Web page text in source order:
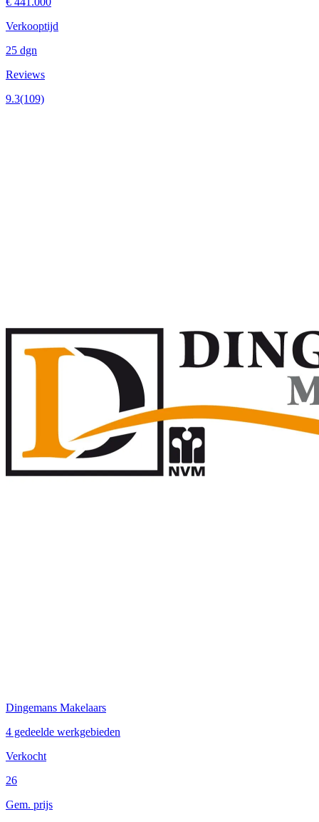
Verkooptijd
25 dgn
Reviews
9.3(109)
Dingemans Makelaars
4 gedeelde werkgebieden
Verkocht
26
Gem. prijs